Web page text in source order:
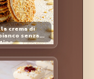
crema di
senza